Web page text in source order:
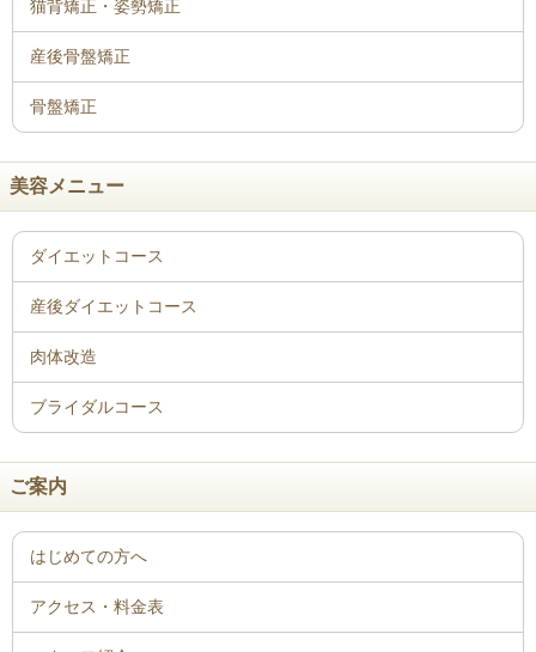
骨盤矯正
美容メニュー
ご案内
はじめての方へ
アクセス・料金表